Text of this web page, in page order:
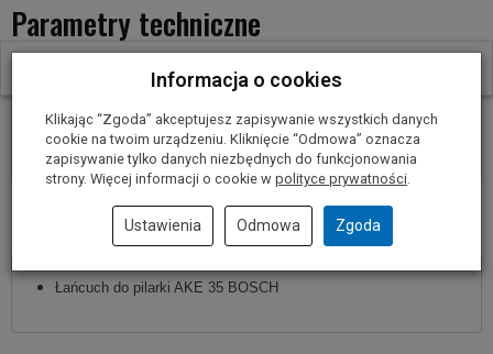
Parametry techniczne
średnica rowka prowadzącego: 1,1 mm
ilość ogniw: 52
pasuje do prowadnicy: 35 cm
Dostawa zawiera
Łańcuch do pilarki AKE 35 BOSCH
W ostatnich 30 dniach produktem interesują się
Informacja o cookies
Klikając “Zgoda” akceptujesz zapisywanie wszystkich danych
cookie na twoim urządzeniu. Kliknięcie “Odmowa” oznacza
zapisywanie tylko danych niezbędnych do funkcjonowania
strony. Więcej informacji o cookie w polityce prywatności
Ustawienia Odmowa Zgoda